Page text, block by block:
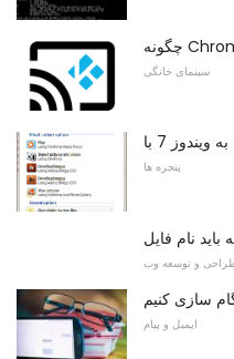
سینمای خانگی
پنجره ها
و توسعه وب
سازی کنیم
ایمیل و پیام